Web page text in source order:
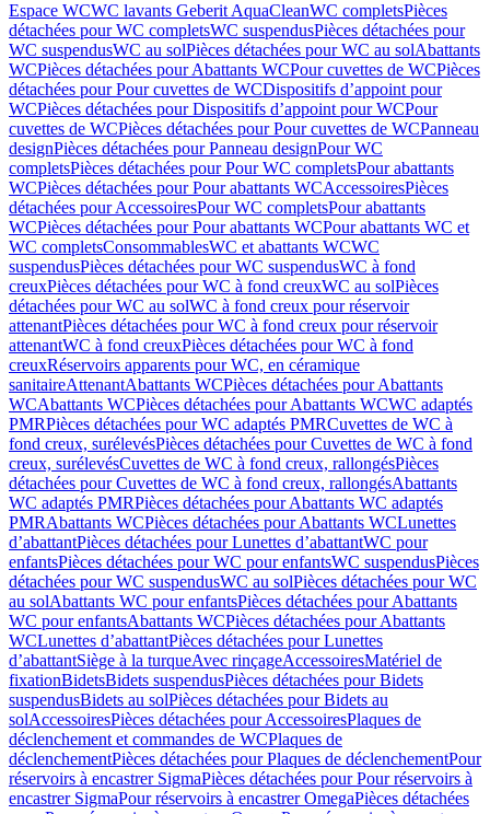
Espace WCWC lavants Geberit AquaCleanWC completsPièces
détachées pour WC completsWC suspendusPièces détachées pour
WC suspendusWC au solPièces détachées pour WC au solAbattants
WCPièces détachées pour Abattants WCPour cuvettes de WCPièces
détachées pour Pour cuvettes de WCDispositifs d’appoint pour
WCPièces détachées pour Dispositifs d’appoint pour WCPour
cuvettes de WCPièces détachées pour Pour cuvettes de WCPanneau
designPièces détachées pour Panneau designPour WC
completsPièces détachées pour Pour WC completsPour abattants
WCPièces détachées pour Pour abattants WCAccessoiresPièces
détachées pour AccessoiresPour WC completsPour abattants
WCPièces détachées pour Pour abattants WCPour abattants WC et
WC completsConsommablesWC et abattants WCWC
suspendusPièces détachées pour WC suspendusWC à fond
creuxPièces détachées pour WC à fond creuxWC au solPièces
détachées pour WC au solWC à fond creux pour réservoir
attenantPièces détachées pour WC à fond creux pour réservoir
attenantWC à fond creuxPièces détachées pour WC à fond
creuxRéservoirs apparents pour WC, en céramique
sanitaireAttenantAbattants WCPièces détachées pour Abattants
WCAbattants WCPièces détachées pour Abattants WCWC adaptés
PMRPièces détachées pour WC adaptés PMRCuvettes de WC à
fond creux, surélevésPièces détachées pour Cuvettes de WC à fond
creux, surélevésCuvettes de WC à fond creux, rallongésPièces
détachées pour Cuvettes de WC à fond creux, rallongésAbattants
WC adaptés PMRPièces détachées pour Abattants WC adaptés
PMRAbattants WCPièces détachées pour Abattants WCLunettes
d’abattantPièces détachées pour Lunettes d’abattantWC pour
enfantsPièces détachées pour WC pour enfantsWC suspendusPièces
détachées pour WC suspendusWC au solPièces détachées pour WC
au solAbattants WC pour enfantsPièces détachées pour Abattants
WC pour enfantsAbattants WCPièces détachées pour Abattants
WCLunettes d’abattantPièces détachées pour Lunettes
d’abattantSiège à la turqueAvec rinçageAccessoiresMatériel de
fixationBidetsBidets suspendusPièces détachées pour Bidets
suspendusBidets au solPièces détachées pour Bidets au
solAccessoiresPièces détachées pour AccessoiresPlaques de
déclenchement et commandes de WCPlaques de
déclenchementPièces détachées pour Plaques de déclenchementPour
réservoirs à encastrer SigmaPièces détachées pour Pour réservoirs à
encastrer SigmaPour réservoirs à encastrer OmegaPièces détachées